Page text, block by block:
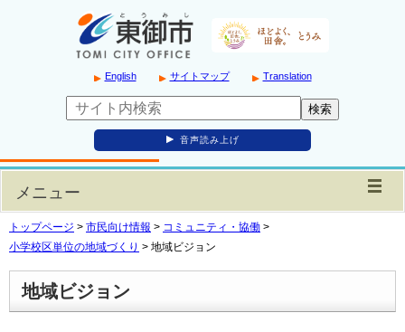
English サイトマップ Translation
音声読み上げ
メニュー
トップページ > 市民向け情報 > コミュニティ・協働 >
小学校区単位の地域づくり > 地域ビジョン
地域ビジョン